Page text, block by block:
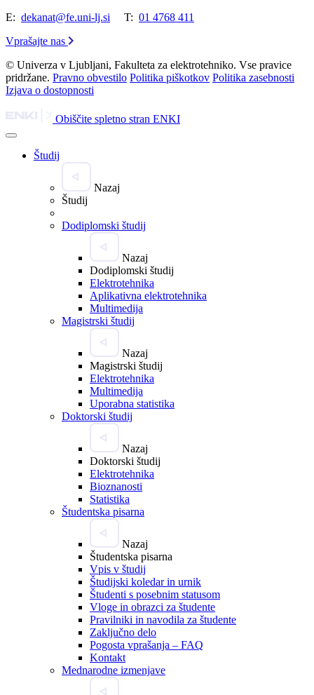
E: dekanat@fe.uni-lj.si T: 01 4768 411
Vprašajte nas
© Univerza v Ljubljani, Fakulteta za elektrotehniko. Vse pravice
pridržane. Pravno obvestilo Politika piškotkov Politika zasebnosti
Izjava o dostopnosti
Obiščite spletno stran ENKI
Študij
Nazaj
Študij
Dodiplomski študij
Nazaj
Dodiplomski študij
Elektrotehnika
Aplikativna elektrotehnika
Multimedija
Magistrski študij
Nazaj
Magistrski študij
Elektrotehnika
Multimedija
Uporabna statistika
Doktorski študij
Nazaj
Doktorski študij
Elektrotehnika
Bioznanosti
Statistika
Študentska pisarna
Nazaj
Študentska pisarna
Vpis v študij
Študijski koledar in urnik
Študenti s posebnim statusom
Vloge in obrazci za študente
Pravilniki in navodila za študente
Zaključno delo
Pogosta vprašanja – FAQ
Kontakt
Mednarodne izmenjave